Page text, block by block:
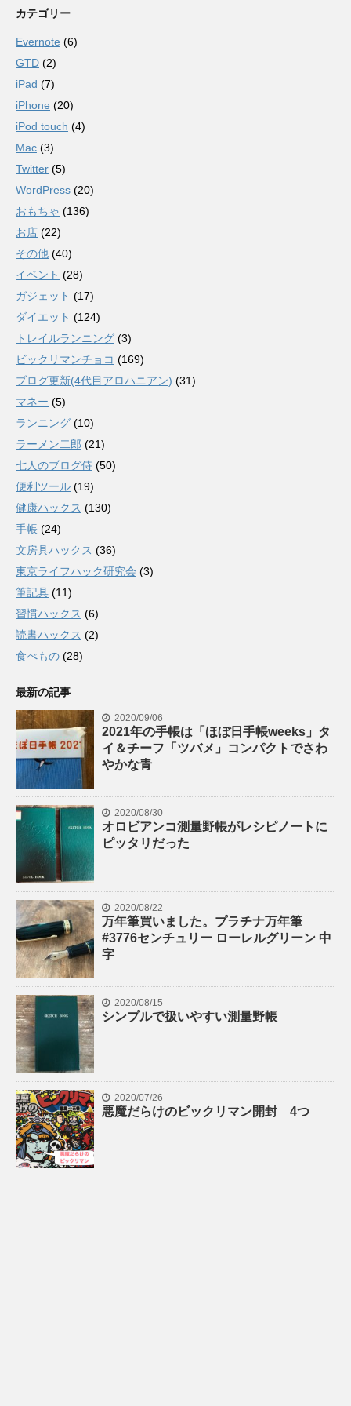
カテゴリー
Evernote (6)
GTD (2)
iPad (7)
iPhone (20)
iPod touch (4)
Mac (3)
Twitter (5)
WordPress (20)
おもちゃ (136)
お店 (22)
その他 (40)
イベント (28)
ガジェット (17)
ダイエット (124)
トレイルランニング (3)
ビックリマンチョコ (169)
ブログ更新(4代目アロハニアン) (31)
マネー (5)
ランニング (10)
ラーメン二郎 (21)
七人のブログ侍 (50)
便利ツール (19)
健康ハックス (130)
手帳 (24)
文房具ハックス (36)
東京ライフハック研究会 (3)
筆記具 (11)
習慣ハックス (6)
読書ハックス (2)
食べもの (28)
最新の記事
2020/09/06
2021年の手帳は「ほぼ日手帳weeks」タ
イ＆チーフ「ツバメ」コンパクトでさわ
やかな青
2020/08/30
オロビアンコ測量野帳がレシピノートに
ピッタリだった
2020/08/22
万年筆買いました。プラチナ万年筆
#3776センチュリー ローレルグリーン 中
字
2020/08/15
シンプルで扱いやすい測量野帳
2020/07/26
悪魔だらけのビックリマン開封 4つ